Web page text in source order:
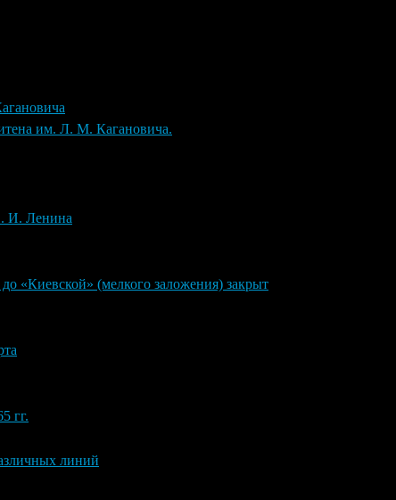
им. Л. М. Кагановича.
И. Ленина
«Киевской» (мелкого заложения) закрыт
гг.
линий